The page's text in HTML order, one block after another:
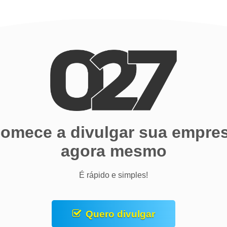
a divulgar sua
agora mesmo
É rápido e simples!
Quero divulgar